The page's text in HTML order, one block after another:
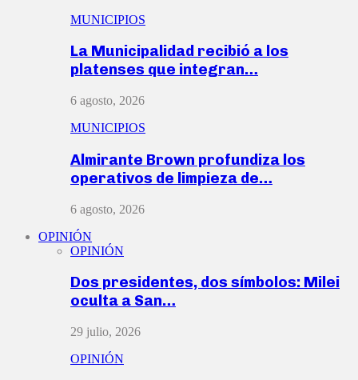
MUNICIPIOS
La Municipalidad recibió a los
platenses que integran…
6 agosto, 2026
MUNICIPIOS
Almirante Brown profundiza los
operativos de limpieza de…
6 agosto, 2026
OPINIÓN
OPINIÓN
Dos presidentes, dos símbolos: Milei
oculta a San…
29 julio, 2026
OPINIÓN